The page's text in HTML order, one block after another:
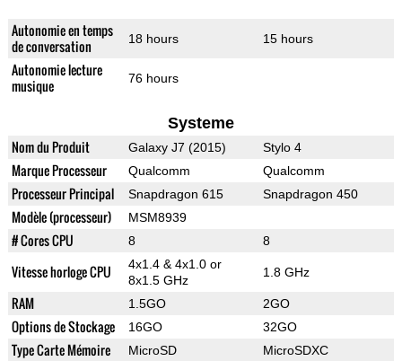
Autonomie en temps
de conversation
18 hours 15 hours
Autonomie lecture
musique
76 hours
Systeme
Nom du Produit Galaxy J7 (2015) Stylo 4
Marque Processeur Qualcomm Qualcomm
Processeur Principal Snapdragon 615 Snapdragon 450
Modèle (processeur) MSM8939
# Cores CPU 8 8
Vitesse horloge CPU
4x1.4 & 4x1.0 or
8x1.5 GHz
1.8 GHz
RAM 1.5GO 2GO
Options de Stockage 16GO 32GO
Type Carte Mémoire MicroSD MicroSDXC